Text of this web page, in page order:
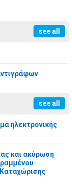
see all
see all
ηλεκτρονικής
και ακύρωση